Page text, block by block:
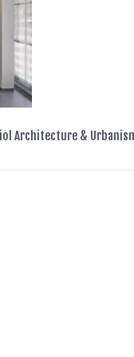
Architecture &